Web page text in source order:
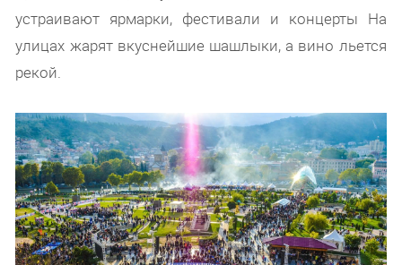
устраивают ярмарки, фестивали и концерты На
улицах жарят вкуснейшие шашлыки, а вино льется
рекой.